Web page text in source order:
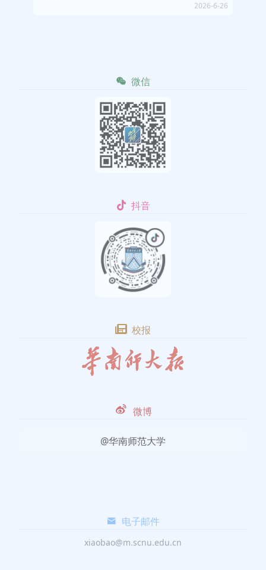
2026-6-26
微信
抖音
校报
微博
@华南师范大学
电子邮件
xiaobao@m.scnu.edu.cn